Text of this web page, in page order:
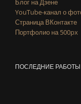
Блог на Дзене
YouTube-канал о
Страница ВКонтакте
Портфолио на 500px
ПОСЛЕДНИЕ РАБОТЫ